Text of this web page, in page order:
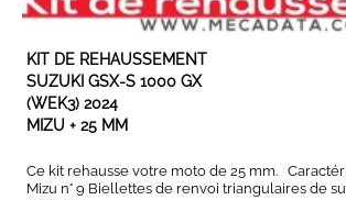
KIT DE REHAUSSEMENT
SUZUKI GSX-S 1000 GX
(WEK3) 2024
MIZU + 25 MM
Ce kit rehausse votre moto de 25 mm.
Mizu n° 9 Biellettes de renvoi triangulaires de